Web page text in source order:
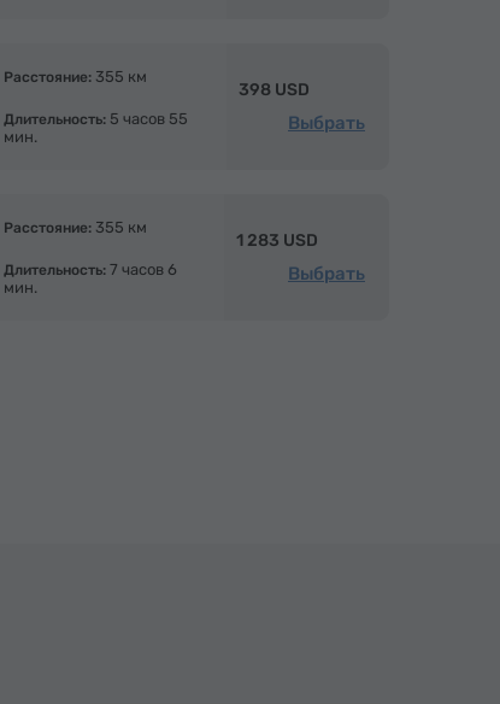
Расстояние: 355 км
Длительность: 5 часов 55
мин.
398 USD
Выбрать
Расстояние: 355 км
Длительность: 7 часов 6
мин.
1 283 USD
Выбрать